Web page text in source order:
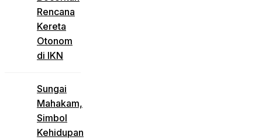
Rencana
Kereta
Otonom
di IKN
Sungai
Mahakam,
Simbol
Kehidupan